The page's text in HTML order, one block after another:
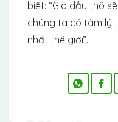
biết: “Giá dầu thô
chúng ta có tâm lý
nhất thế giới”.